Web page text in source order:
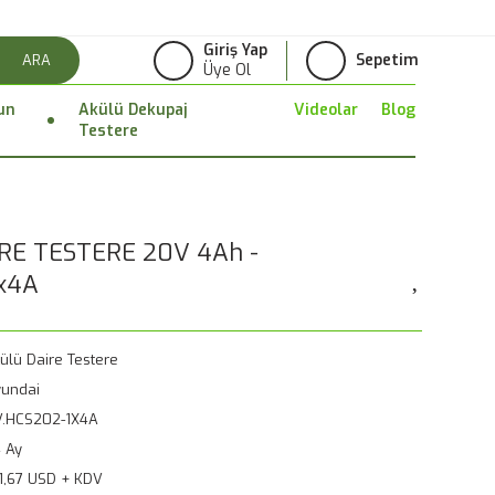
ARA
Giriş Yap
Üye Ol
Sepetim
Akülü Dekupaj
Testere
Videolar Blog
TESTERE 20V 4Ah -
Daire Testere
1X4A
Ay
USD + KDV